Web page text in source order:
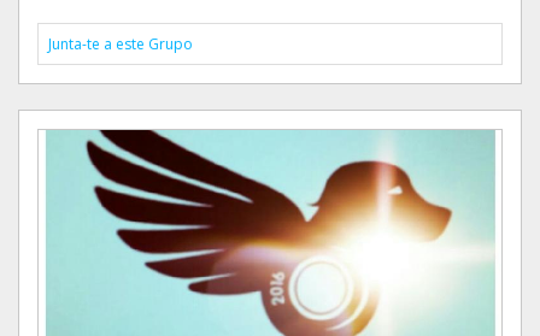
Junta-te a este Grupo